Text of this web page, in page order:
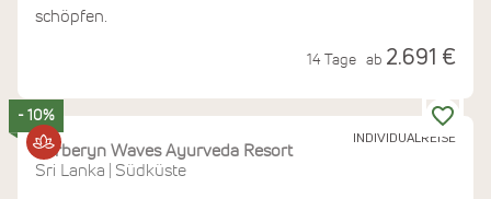
schöpfen.
14 Tage ab 2.691 €
INDIVIDUALREISE
- 10%
Barberyn Waves Ayurveda Resort
Sri Lanka
Südküste